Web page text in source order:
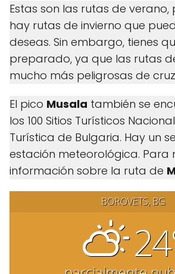
Estas son las rutas de
hay rutas de invierno que
deseas. Sin embargo, tienes
preparado, ya que las rutas
mucho más peligrosas de
El pico Musala también se
los 100 Sitios Turísticos
Turística de Bulgaria. Hay un
estación meteorológica. Para
información sobre la ruta de
BOROVETS, BG